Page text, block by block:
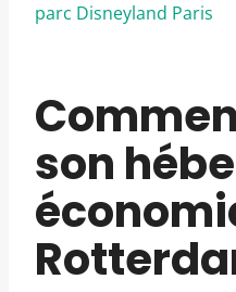
parc Disneyland Paris
son